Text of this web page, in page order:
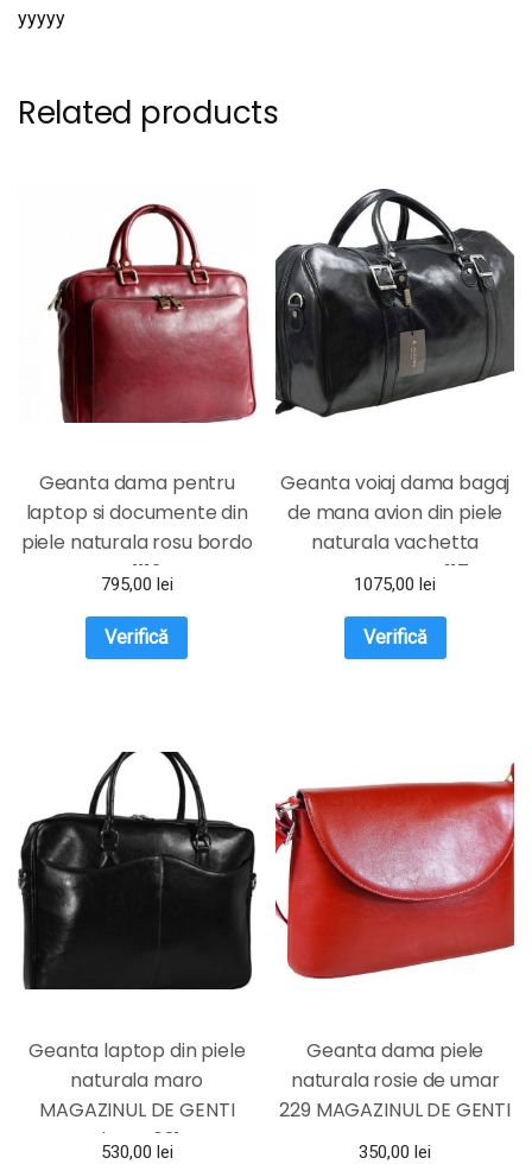
yyyyy
Related products
Geanta dama pentru
laptop si documente din
piele naturala rosu bordo
DFS1112D
795,00 lei
Verifică
Geanta voiaj dama bagaj
de mana avion din piele
naturala vachetta
neagra FGVD117
1075,00 lei
Verifică
Geanta laptop din piele
naturala maro
MAGAZINUL DE GENTI
dama 031
530,00 lei
Geanta dama piele
naturala rosie de umar
229 MAGAZINUL DE GENTI
350,00lei